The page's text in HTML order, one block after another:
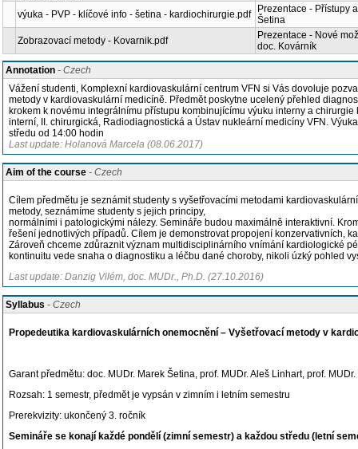
výuka - PVP - klíčové info - šetina - kardiochirurgie.pdf
Prezentace - Přístupy
Šetina
Zobrazovací metody - Kovarnik.pdf
Prezentace - Nové
doc. Kovárník
Annotation - Czech
Vážení studenti, Komplexní kardiovaskulární centrum VFN si Vás dovoluje
metody v kardiovaskulární medicíně. Předmět poskytne ucelený přehled
krokem k novému integrálnímu přístupu kombinujícímu výuku interny a
interní, II. chirurgická, Radiodiagnostická a Ústav nukleární medicíny VFN.
středu od 14:00 hodin
Last update: Holanová Marcela (08.06.2017)
Aim of the course - Czech
Cílem předmětu je seznámit studenty s vyšetřovacími metodami
metody, seznámíme studenty s jejich principy,
normálními i patologickými nálezy. Semináře budou maximálně interaktivní.
řešení jednotlivých případů. Cílem je demonstrovat propojení konzervativních,
Zároveň chceme zdůraznit význam multidisciplinárního vnímání kardiologické
kontinuitu vede snaha o diagnostiku a léčbu dané choroby, nikoli úzký pohled
Last update: Danzig Vilém, doc. MUDr., Ph.D. (27.10.2016)
Syllabus - Czech
Propedeutika kardiovaskulárních onemocnění – Vyšetřovací metody v
Garant předmětu: doc. MUDr. Marek Šetina, prof. MUDr. Aleš Linhart, prof.
Rozsah: 1 semestr, předmět je vypsán v zimním i letním semestru
Prerekvizity: ukončený 3. ročník
Semináře se konají každé pondělí (zimní semestr) a každou středu (letní